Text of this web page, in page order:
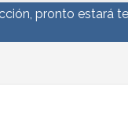
pronto estará